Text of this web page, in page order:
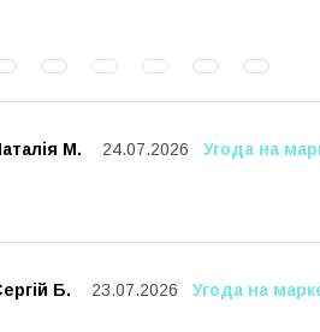
М. 24.07.2026 Угода на
Б. 23.07.2026 Угода на